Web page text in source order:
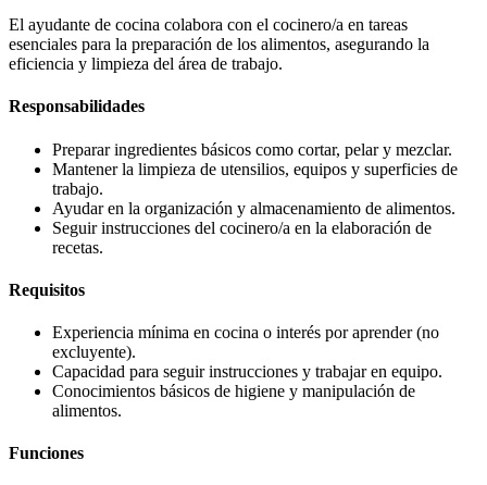
El ayudante de cocina colabora con el cocinero/a en tareas
esenciales para la preparación de los alimentos, asegurando la
eficiencia y limpieza del área de trabajo.
Responsabilidades
Preparar ingredientes básicos como cortar, pelar y mezclar.
Mantener la limpieza de utensilios, equipos y superficies de
trabajo.
Ayudar en la organización y almacenamiento de alimentos.
Seguir instrucciones del cocinero/a en la elaboración de
recetas.
Requisitos
Experiencia mínima en cocina o interés por aprender (no
excluyente).
Capacidad para seguir instrucciones y trabajar en equipo.
Conocimientos básicos de higiene y manipulación de
alimentos.
Funciones